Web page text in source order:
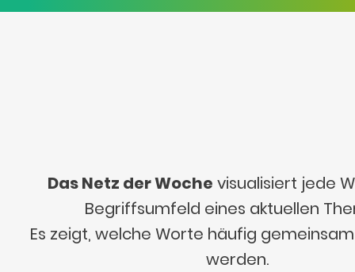
Das Netz der Woche visualisiert jede
Begriffsumfeld eines aktuellen
Es zeigt, welche Worte häufig
werden.